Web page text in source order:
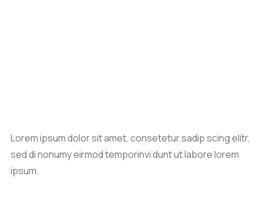
Lorem ipsum dolor sit amet, consetetur sadip scing elitr,
sed di nonumy eirmod temporinvi dunt ut labore lorem
ipsum.